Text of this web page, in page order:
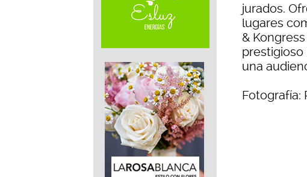
jurados.
lugares
&
prestigioso
una
Fotografía: